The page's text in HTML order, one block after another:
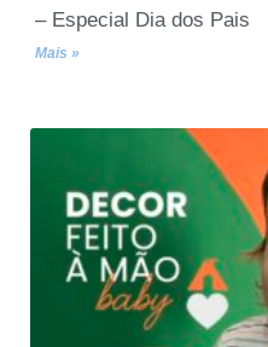
– Especial Dia dos Pais
Mais »